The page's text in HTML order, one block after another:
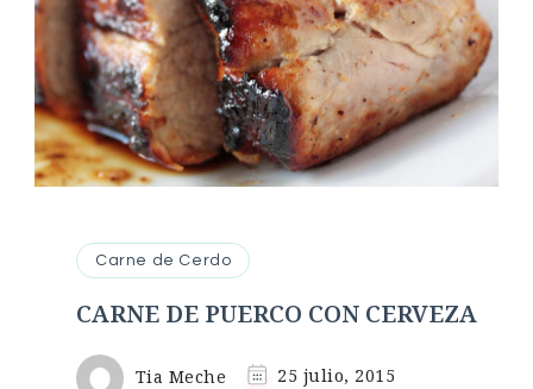
Carne de Cerdo
CARNE DE PUERCO CON CERVEZA
Tia Meche 25 julio, 2015